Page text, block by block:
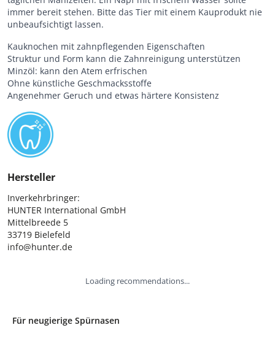
immer bereit stehen. Bitte das Tier mit einem Kauprodukt nie
unbeaufsichtigt lassen.
Kauknochen mit zahnpflegenden Eigenschaften
Struktur und Form kann die Zahnreinigung unterstützen
Minzöl: kann den Atem erfrischen
Ohne künstliche Geschmacksstoffe
Angenehmer Geruch und etwas härtere Konsistenz
Hersteller
Inverkehrbringer:
HUNTER International GmbH
Mittelbreede 5
33719 Bielefeld
info@hunter.de
Loading recommendations...
Für neugierige Spürnasen